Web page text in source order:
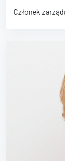
Członek